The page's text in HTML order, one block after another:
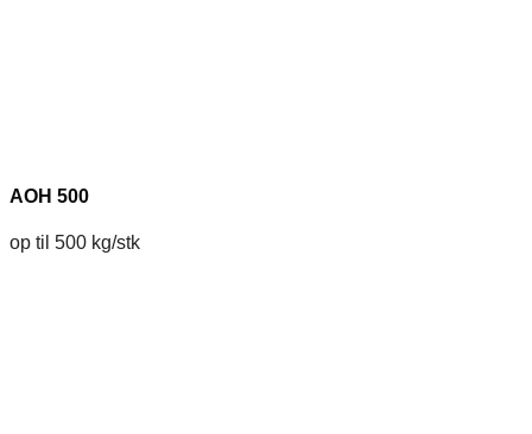
AOH 500
op til 500 kg/stk